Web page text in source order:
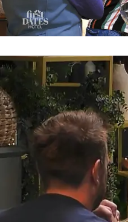
First Dates Hotel
Andreas und
großen Liebe